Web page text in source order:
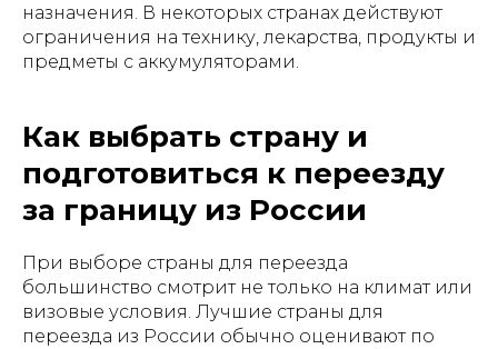
назначения. В некоторых странах действуют
ограничения на технику, лекарства, продукты и
предметы с аккумуляторами.
Как выбрать страну и
подготовиться к переезду
за границу из России
При выборе страны для переезда
большинство смотрит не только на климат или
визовые условия. Лучшие страны для
переезда из России обычно оценивают по